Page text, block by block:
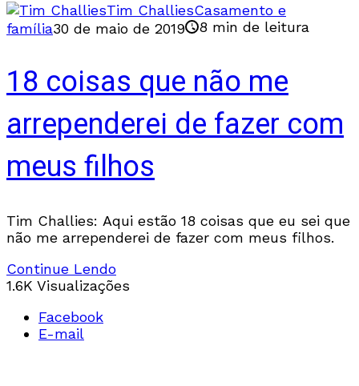
Tim ChalliesCasamento e
família30 de maio de 2019 8 min de leitura
18 coisas que não me
arrependerei de fazer com
meus filhos
Tim Challies: Aqui estão 18 coisas que eu sei que
não me arrependerei de fazer com meus filhos.
Continue Lendo
1.6K Visualizações
Facebook
E-mail